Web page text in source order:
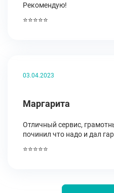
Рекомендую!
⭐⭐⭐⭐⭐
03.04.2023
Маргарита
Отличный сервис,
починил что надо и дал
⭐⭐⭐⭐⭐